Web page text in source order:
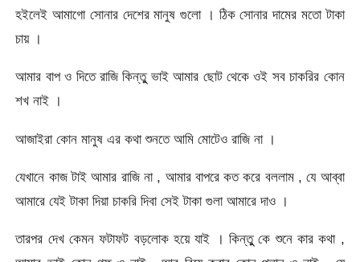
হইলেই আমাগো সোনার দেশের মানুষ গুলো । ঠিক সোনার দামের মতো টাকা
চায় ।
আমার বাপ ও দিতে রাজি কিন্তুু ভাই আমার ছোট থেকে ওই সব চাকরির কোন
শখ নাই ।
আজাইরা কোন মানুষ এর কথা শুনতে আমি মোটেও রাজি না ।
যেখানে কাজ টাই আমার রাজি না , আমার বাপরে কত করে বললাম , যে আব্বা
আমারে যেই টাকা দিয়া চাকরি দিবা সেই টাকা গুলা আমারে দাও ।
তারপর দেখ কেমন ফটাফট বড়লোক হয়ে যাই । কিন্তুু কে শুনে কার কথা ,